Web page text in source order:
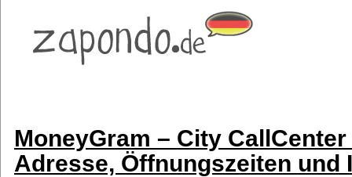
MoneyGram – City
Adresse, Öffnungszeiten und